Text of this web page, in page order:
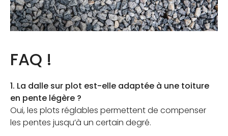
FAQ !
1. La dalle sur plot est-elle adaptée à une toiture
en pente légère ?
Oui, les plots réglables permettent de compenser
les pentes jusqu’à un certain degré.